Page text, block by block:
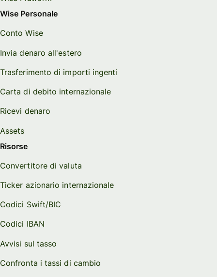
Wise Personale
Conto Wise
Invia denaro all'estero
Trasferimento di importi ingenti
Carta di debito internazionale
Ricevi denaro
Assets
Risorse
Convertitore di valuta
Ticker azionario internazionale
Codici Swift/BIC
Codici IBAN
Avvisi sul tasso
Confronta i tassi di cambio